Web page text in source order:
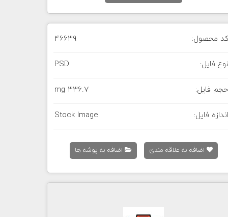
کد محصول: 46639
نوع فایل: PSD
حجم فایل: 336.7 mg
اندازه فایل: Stock Image
اضافه به علاقه مندی اضافه به پوشه ها